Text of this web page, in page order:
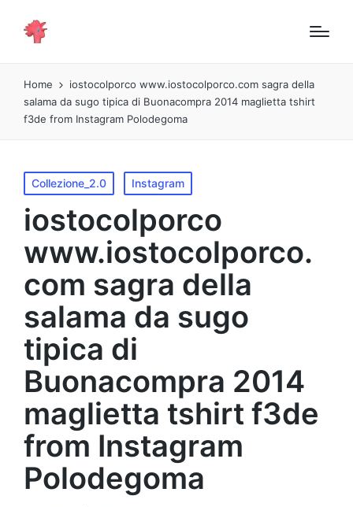
Home
iostocolporco www.iostocolporco.com sagra della
salama da sugo tipica di Buonacompra 2014 maglietta tshirt
f3de from Instagram Polodegoma
Pubblicato
in
Collezione_2.0 Instagram
iostocolporco
www.iostocolporco.
com sagra della
salama da sugo
tipica di
Buonacompra 2014
maglietta tshirt f3de
from Instagram
Polodegoma